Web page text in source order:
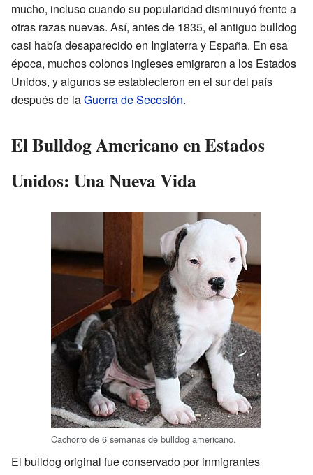
mucho, incluso cuando su popularidad disminuyó frente a
otras razas nuevas. Así, antes de 1835, el antiguo bulldog
casi había desaparecido en Inglaterra y España. En esa
época, muchos colonos ingleses emigraron a los Estados
Unidos, y algunos se establecieron en el sur del país
después de laGuerra de Secesión.
El Bulldog Americano en Estados
Unidos: Una Nueva Vida
Cachorro de 6 semanas de bulldog americano.
El bulldog original fue conservado por inmigrantes